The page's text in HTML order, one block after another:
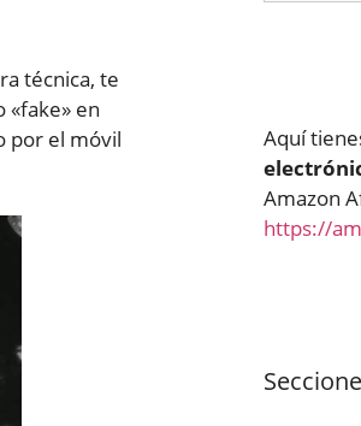
técnica, te
«fake» en
por el móvil
Aquí
Amazon
https://